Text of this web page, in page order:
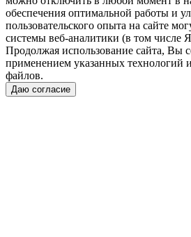
обеспечения оптимальной работы и
пользовательского опыта на сайте
системы веб-аналитики (в том числе
Продолжая использование сайта, Вы
применением указанных технологий
файлов.
Даю согласие